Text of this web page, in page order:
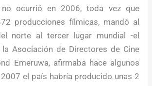
ocurrió en 2006, toda vez que
producciones fílmicas, mandó al
norte al tercer lugar mundial -el
Asociación de Directores de Cine
Emeruwa, afirmaba hace algunos
el país habría producido unas 2